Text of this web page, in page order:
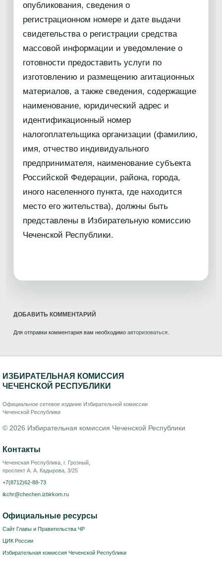
опубликования, сведения о
регистрационном номере и дате выдачи
свидетельства о регистрации средства
массовой информации и уведомление о
готовности предоставить услуги по
изготовлению и размещению агитационных
материалов, а также сведения, содержащие
наименование, юридический адрес и
идентификационный номер
налогоплательщика организации (фамилию,
имя, отчество индивидуального
предпринимателя, наименование субъекта
Российской Федерации, района, города,
иного населенного пункта, где находится
место его жительства), должны быть
представлены в Избирательную комиссию
Чеченской Республики.
ДОБАВИТЬ КОММЕНТАРИЙ
Для отправки комментария вам необходимо авторизоваться
ИЗБИРАТЕЛЬНАЯ КОМИССИЯ
ЧЕЧЕНСКОЙ РЕСПУБЛИКИ
Официальное сетевое издание Избирательной комиссии
Чеченской Республики
© 2026 Избирательная комиссия Чеченской Республики
Контакты
Чеченская Республика, г. Грозный,
проспект А. А. Кадырова, 3/25
+7(8712)62-88-73
ikchr@chechen.izbirkom.ru
Официальные ресурсы
Сайт Главы и Правительства ЧР
ЦИК России
Избирательная комиссия Чеченской Республики